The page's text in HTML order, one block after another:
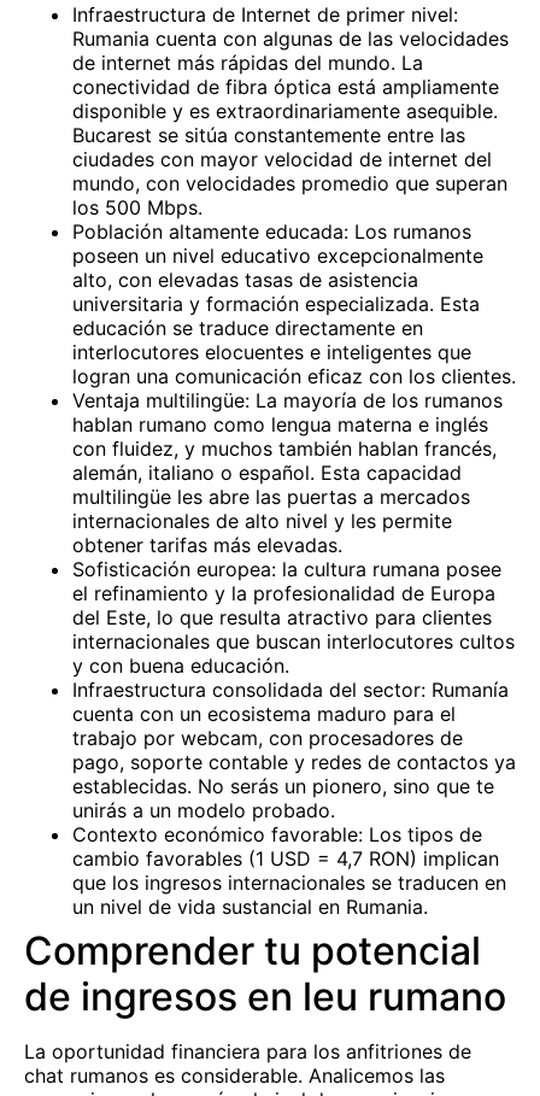
Infraestructura de Internet de primer nivel:
Rumania cuenta con algunas de las velocidades
de internet más rápidas del mundo. La
conectividad de fibra óptica está ampliamente
disponible y es extraordinariamente asequible.
Bucarest se sitúa constantemente entre las
ciudades con mayor velocidad de internet del
mundo, con velocidades promedio que superan
los 500 Mbps.
Población altamente educada: Los rumanos
poseen un nivel educativo excepcionalmente
alto, con elevadas tasas de asistencia
universitaria y formación especializada. Esta
educación se traduce directamente en
interlocutores elocuentes e inteligentes que
logran una comunicación eficaz con los clientes.
Ventaja multilingüe: La mayoría de los rumanos
hablan rumano como lengua materna e inglés
con fluidez, y muchos también hablan francés,
alemán, italiano o español. Esta capacidad
multilingüe les abre las puertas a mercados
internacionales de alto nivel y les permite
obtener tarifas más elevadas.
Sofisticación europea: la cultura rumana posee
el refinamiento y la profesionalidad de Europa
del Este, lo que resulta atractivo para clientes
internacionales que buscan interlocutores cultos
y con buena educación.
Infraestructura consolidada del sector: Rumanía
cuenta con un ecosistema maduro para el
trabajo por webcam, con procesadores de
pago, soporte contable y redes de contactos ya
establecidas. No serás un pionero, sino que te
unirás a un modelo probado.
Contexto económico favorable: Los tipos de
cambio favorables (1 USD = 4,7 RON) implican
que los ingresos internacionales se traducen en
un nivel de vida sustancial en Rumania.
Comprender tu potencial
de ingresos en leu rumano
La oportunidad financiera para los anfitriones de
chat rumanos es considerable. Analicemos las